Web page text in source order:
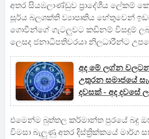
අතර සියඹලාණ්ඩුව ප්‍රාදේශීය ලේකම්
සූර්ය බලශක්ති ව්‍යාපෘතිය හේතුවෙන්
ගොවීන්ගේ ගැටලුවට කඩිනම් විසදුම්
ලෙසද ජනාධිපතිවරයා නිලධාරීන්ට
අද මේ ලග්න
උතුරන සමාජයේ
දවසක් - අද දවසේ
එමෙන්ම බුත්තල කර්මාන්ත පුරයේ බදු
විමසා බැලුණු අතර දිස්ත්‍රික්කයේ මාර්ග